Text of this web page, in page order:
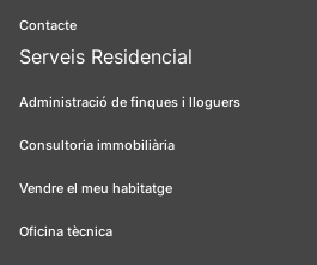
Contacte
Serveis Residencial
Administració de finques i lloguers
Consultoria immobiliària
Vendre el meu habitatge
Oficina tècnica